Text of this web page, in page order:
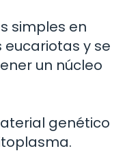
simples en
y se
un núcleo
genético